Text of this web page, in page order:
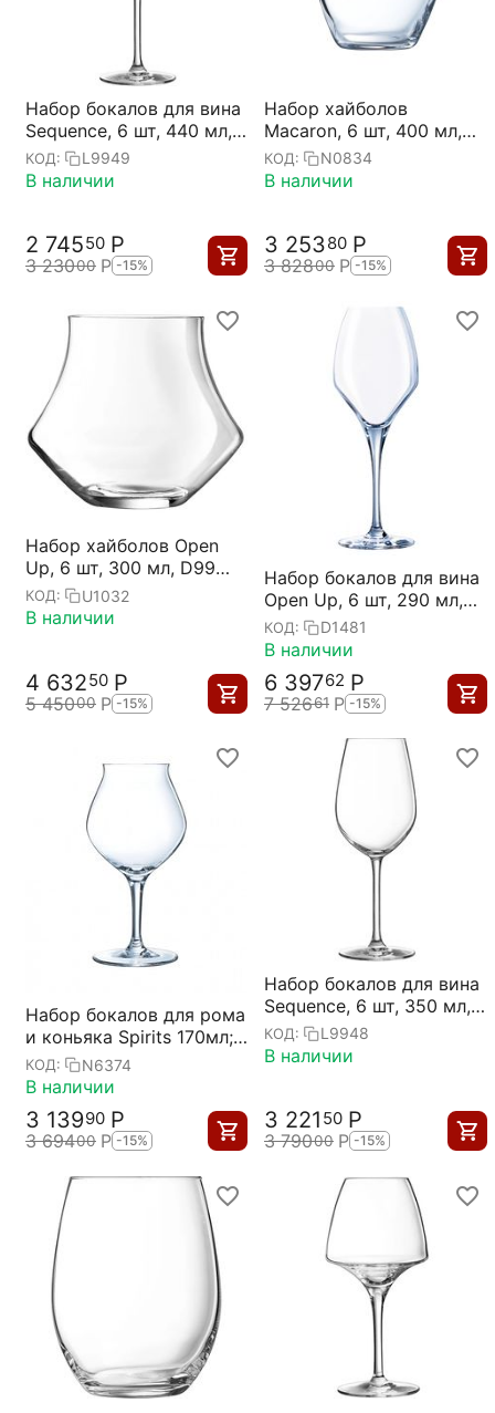
Набор бокалов для вина
Sequence, 6 шт, 440 мл,
Chef&Sommelier
КОД: L9949
В наличии
2 74550 Р
3 23000 Р -15%
Набор хайболов
Macaron, 6 шт, 400 мл,
D85 мм, H104 мм,
хрустальное стекло,
КОД: N0834
В наличии
3 25380 Р
3 82800 Р -15%
Набор хайболов Open
Up, 6 шт, 300 мл, D99
мм, H86 мм,
Chef&Sommelier
КОД: U1032
В наличии
4 63250 Р
5 45000 Р -15%
Набор бокалов для вина
Open Up, 6 шт, 290 мл,
D34/80 мм, H191 мм,
Chef&Sommelier
КОД: D1481
В наличии
6 39762 Р
7 52661 Р -15%
Набор бокалов для рома
и коньяка Spirits 170мл;
6 штук, Chef&Sommelier
КОД: N6374
В наличии
3 13990 Р
3 69400 Р -15%
Набор бокалов для вина
Sequence, 6 шт, 350 мл,
Chef&Sommelier
КОД: L9948
В наличии
3 221 50 Р
3 79000 Р -15%